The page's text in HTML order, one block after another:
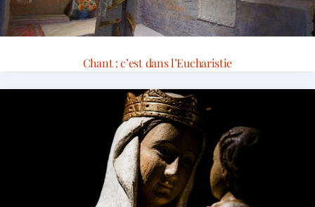
Chant : c’est dans l’Eucharistie